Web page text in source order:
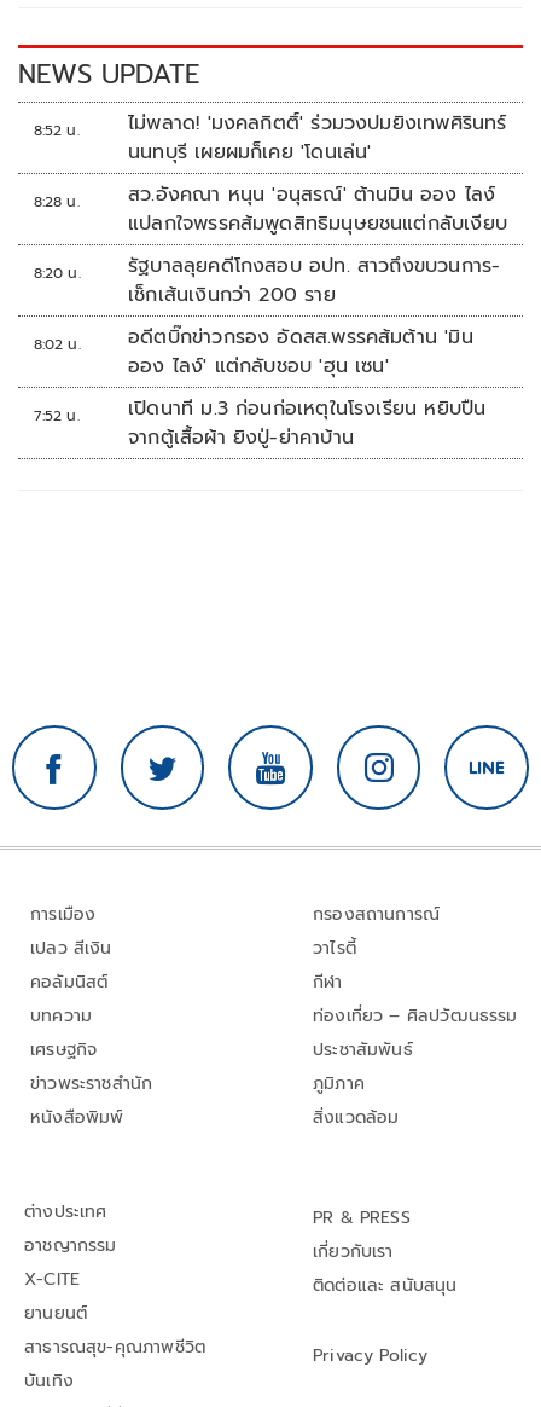
k k
NEWS UPDATE
8:52 น.
ไม่พลาด! 'มงคลกิตติ์' ร่วมวงปมยิงเทพศิรินทร์
นนทบุรี เผยผมก็เคย 'โดนเล่น'
8:28 น.
สว.อังคณา หนุน 'อนุสรณ์' ต้านมิน ออง ไลง์
แปลกใจพรรคส้มพูดสิทธิมนุษยชนแต่กลับเงียบ
8:20 น.
รัฐบาลลุยคดีโกงสอบ อปท. สาวถึงขบวนการ-
เช็กเส้นเงินกว่า 200 ราย
8:02 น.
อดีตบิ๊กข่าวกรอง อัดสส.พรรคส้มต้าน 'มิน
ออง ไลง์' แต่กลับชอบ 'ฮุน เซน'
7:52 น.
เปิดนาที ม.3 ก่อนก่อเหตุในโรงเรียน หยิบปืน
จากตู้เสื้อผ้า ยิงปู่-ย่าคาบ้าน
การเมือง
เปลว สีเงิน
คอลัมนิสต์
บทความ
เศรษฐกิจ
ข่าวพระราชสำนัก
หนังสือพิมพ์
กรองสถานการณ์
วาไรตี้
กีฬา
ท่องเที่ยว – ศิลปวัฒนธรรม
ประชาสัมพันธ์
ภูมิภาค
สิ่งแวดล้อม
ต่างประเทศ
อาชญากรรม
X-CITE
ยานยนต์
สาธารณสุข-คุณภาพชีวิต
บันเทิง
PR & PRESS
เกี่ยวกับเรา
ติดต่อและ สนับสนุน
Privacy Policy